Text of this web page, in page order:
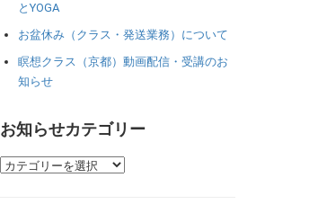
とYOGA
お盆休み（クラス・発送業務）について
瞑想クラス（京都）動画配信・受講のお
知らせ
お知らせカテゴリー